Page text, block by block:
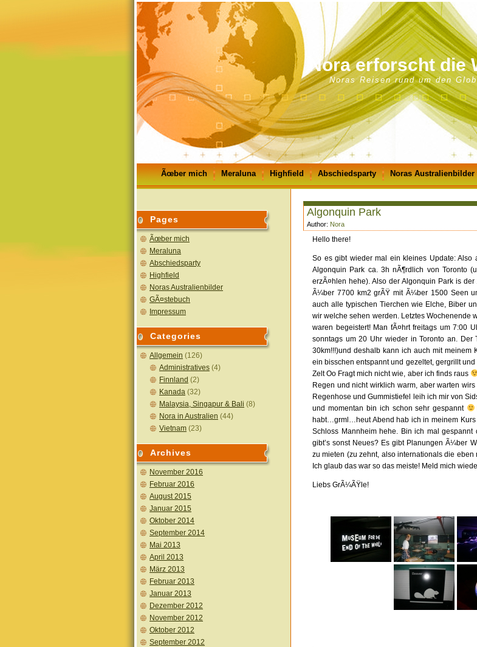
Nora erforscht die
Noras Reisen rund um den
Ãœber mich Meraluna Highfield Abschiedsparty Noras Australienbilder
Pages
Ãœber mich
Meraluna
Abschiedsparty
Highfield
Noras Australienbilder
GÃ¤stebuch
Impressum
Categories
Allgemein (126)
Administratives (4)
Finnland (2)
Kanada (32)
Malaysia, Singapur & Bali (8)
Nora in Australien (44)
Vietnam (23)
Archives
November 2016
Februar 2016
August 2015
Januar 2015
Oktober 2014
September 2014
Mai 2013
April 2013
März 2013
Februar 2013
Januar 2013
Dezember 2012
November 2012
Oktober 2012
September 2012
Algonquin Park
Author: Nora
Hello there!
So es gibt wieder mal ein kleines Update: Also
Algonquin Park ca. 3h nÃ¶rdlich von Toronto
erzÃ¤hlen hehe). Also der Algonquin Park is
Ã¼ber 7700 km2 grÃŸ mit Ã¼ber 1500 Seen
auch alle typischen Tierchen wie Elche, Biber
wir welche sehen werden. Letztes Wochenende
waren begeistert! Man fÃ¤hrt freitags um 7:00
sonntags um 20 Uhr wieder in Toronto an. Der
30km!!!)und deshalb kann ich auch mit meinem
ein bisschen entspannt und gezeltet, gergrillt
Zelt Oo Fragt mich nicht wie, aber ich finds raus
Regen und nicht wirklich warm, aber warten
Regenhose und Gummistiefel leih ich mir von
und momentan bin ich schon sehr gespannt
habt…grml…heut Abend hab ich in meinem
Schloss Mannheim hehe. Bin ich mal
gibt’s sonst Neues? Es gibt Planungen Ã¼ber
zu mieten (zu zehnt, also internationals die
Ich glaub das war so das meiste! Meld mich
Liebs GrÃ¼ÃŸle!